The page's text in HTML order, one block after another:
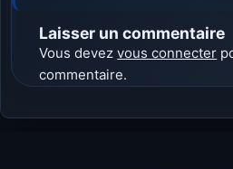
Laisser un commentaire
Vous devezvous connecter
commentaire.